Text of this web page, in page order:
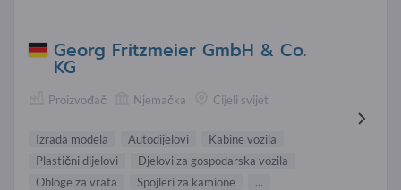
Georg Fritzmeier GmbH & Co.
KG
Proizvođač Njemačka Cijeli svijet
Izrada modela Autodijelovi
Kabine vozila
Plastični dijelovi
Djelovi za gospodarska vozila
Obloge za vrata
Spojleri za kamione ...